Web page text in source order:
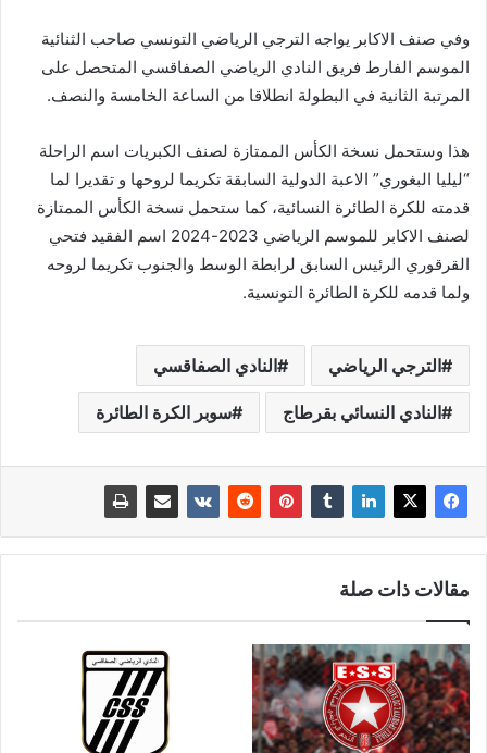
وفي صنف الاكابر يواجه الترجي الرياضي التونسي صاحب الثنائية
الموسم الفارط فريق النادي الرياضي الصفاقسي المتحصل على
المرتبة الثانية في البطولة انطلاقا من الساعة الخامسة والنصف.
هذا وستحمل نسخة الكأس الممتازة لصنف الكبريات اسم الراحلة
“ليليا البغوري” الاعبة الدولية السابقة تكريما لروحها و تقديرا لما
قدمته للكرة الطائرة النسائية، كما ستحمل نسخة الكأس الممتازة
لصنف الاكابر للموسم الرياضي 2023-2024 اسم الفقيد فتحي
القرقوري الرئيس السابق لرابطة الوسط والجنوب تكريما لروحه
ولما قدمه للكرة الطائرة التونسية.
الترجي الرياضي النادي الصفاقسي
النادي النسائي بقرطاج سوبر الكرة الطائرة
مقالات ذات صلة